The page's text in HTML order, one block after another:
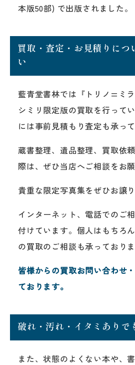
本版50部) で出版されました。
買取・査定・お見積りにつ
い
藍青堂書林では『トリノ=ミ
シミリ限定版の買取を行って
には事前見積もり査定も承って
蔵書整理、遺品整理、買取依
際は、ぜひ当店へご相談をお
貴重な限定写真集をぜひお譲り
インターネット、電話でのご
付けています。個人はもちろ
の買取のご相談も承っておりま
皆様からの買取お問い合わせ
ております。
破れ・汚れ・イタミありで
また、状態のよくない本や、